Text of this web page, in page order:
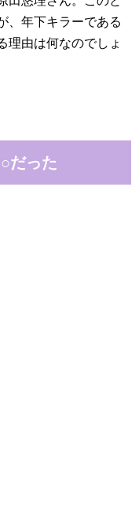
、年下キラーである
理由は何なのでしょ
だった